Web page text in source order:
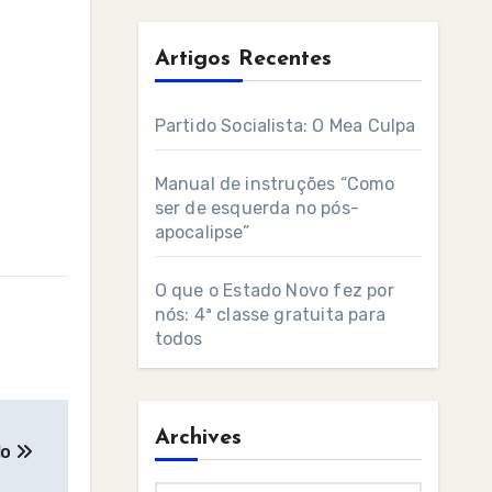
Artigos Recentes
Partido Socialista: O Mea Culpa
Manual de instruções “Como
ser de esquerda no pós-
apocalipse”
O que o Estado Novo fez por
nós: 4ª classe gratuita para
todos
Archives